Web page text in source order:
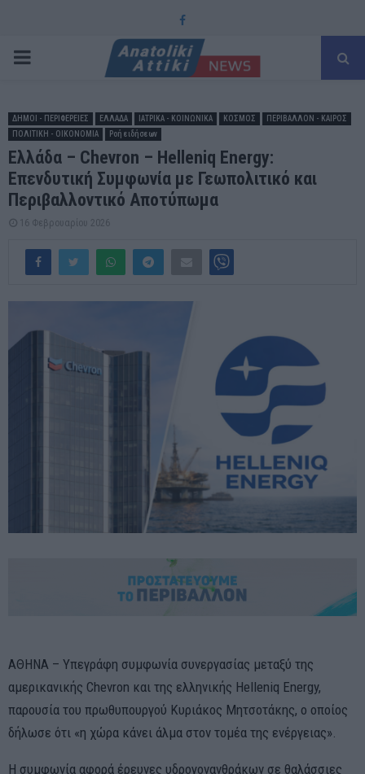
Facebook
PRIMARY
ΔΗΜΟΙ - ΠΕΡΙΦΕΡΕΙΕΣ ΕΛΛΑΔΑ ΙΑΤΡΙΚΑ - ΚΟΙΝΩΝΙΚΑ ΚΟΣΜΟΣ
ΠΕΡΙΒΑΛΛΟΝ - ΚΑΙΡΟΣ
ΠΟΛΙΤΙΚΗ - ΟΙΚΟΝΟΜΙΑ
Ροή ειδήσεων
Ελλάδα – Chevron – Helleniq Energy:
Επενδυτική Συμφωνία με Γεωπολιτικό και
Περιβαλλοντικό Αποτύπωμα
16 Φεβρουαρίου 2026
ΑΘΗΝΑ – Υπεγράφη συμφωνία συνεργασίας μεταξύ της
αμερικανικής Chevron και της ελληνικής Helleniq Energy,
παρουσία του πρωθυπουργού Κυριάκος Μητσοτάκης, ο οποίος
δήλωσε ότι «η χώρα κάνει άλμα στον τομέα της ενέργειας».
Η συμφωνία αφορά έρευνες υδρογονανθράκων σε θαλάσσιες